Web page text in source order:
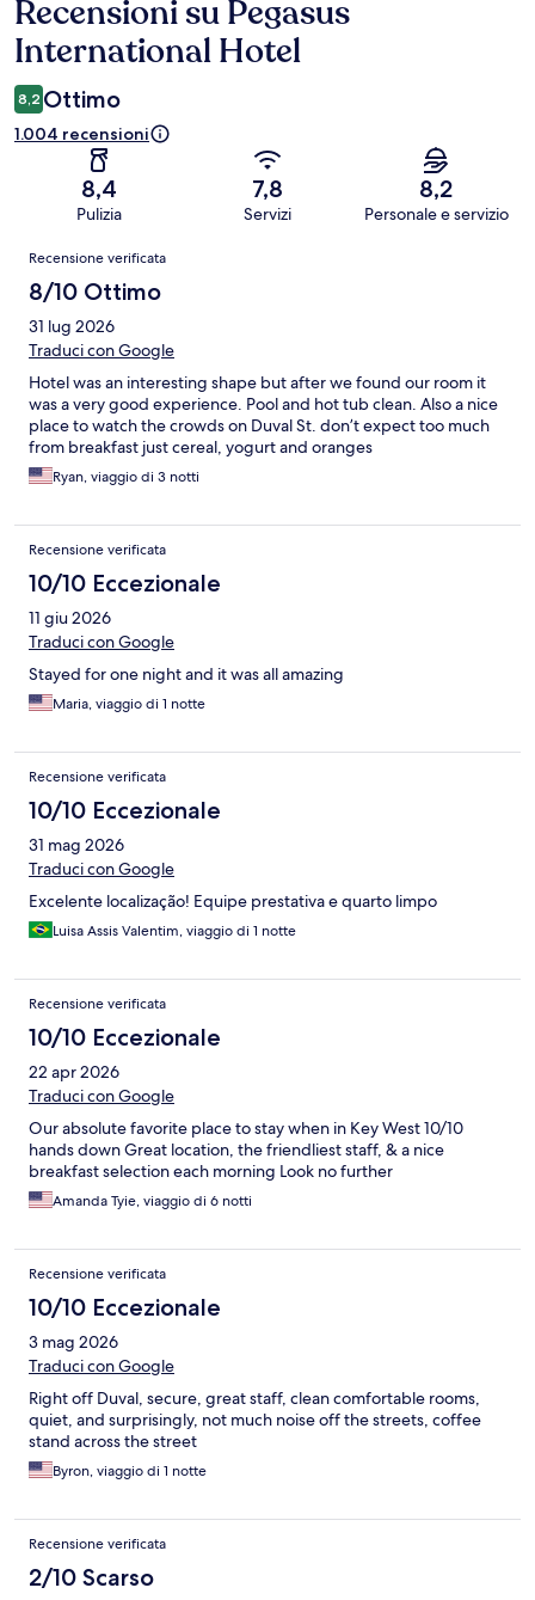
Recensioni
Recensioni su Pegasus
International Hotel
8,2 Ottimo
1.004 recensioni
8,4
Pulizia
7,8
Servizi
8,2
Personale e servizio
Recensioni
Recensione verificata
8/10 Ottimo
31 lug 2026
Traduci con Google
Hotel was an interesting shape but after we found our room it
was a very good experience. Pool and hot tub clean. Also a nice
place to watch the crowds on Duval St. don’t expect too much
from breakfast just cereal, yogurt and oranges
Ryan, viaggio di 3 notti
Recensione verificata
10/10 Eccezionale
11 giu 2026
Traduci con Google
Stayed for one night and it was all amazing
Maria, viaggio di 1 notte
Recensione verificata
10/10 Eccezionale
31 mag 2026
Traduci con Google
Excelente localização! Equipe prestativa e quarto limpo
Luisa Assis Valentim, viaggio di 1 notte
Recensione verificata
10/10 Eccezionale
22 apr 2026
Traduci con Google
Our absolute favorite place to stay when in Key West 10/10
hands down Great location, the friendliest staff, & a nice
breakfast selection each morning Look no further
Amanda Tyie, viaggio di 6 notti
Recensione verificata
10/10 Eccezionale
3 mag 2026
Traduci con Google
Right off Duval, secure, great staff, clean comfortable rooms,
quiet, and surprisingly, not much noise off the streets, coffee
stand across the street
Byron, viaggio di 1 notte
Recensione verificata
2/10 Scarso